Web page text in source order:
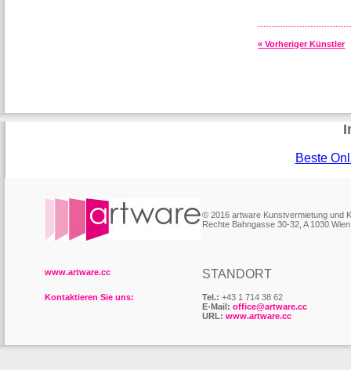
« Vorheriger Künstler
Beste
© 2016 artware Kunstvermietung und
Rechte Bahngasse 30-32, A 1030 Wien
www.artware.cc STANDORT
Kontaktieren Sie uns: Tel.: +43 1 714 38 62
E-Mail: office@artware.cc
URL: www.artware.cc